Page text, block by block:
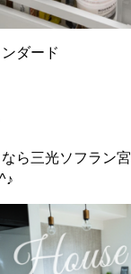
ダード
ら三光ソフラン